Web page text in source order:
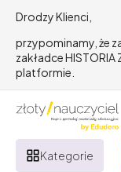
Drodzy Klienci,
przypominamy, że
zakładce
platformie.
Kategorie